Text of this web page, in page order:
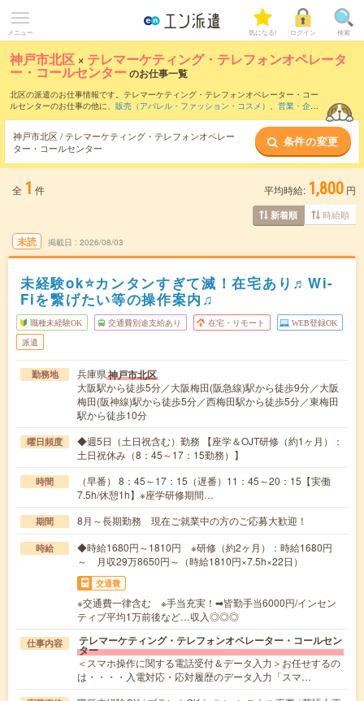
メニュー 気になる! ログイン 検索
神戸市北区 × テレマーケティング・テレフォンオペレータ
ー・コールセンターのお仕事一覧
北区の派遣のお仕事情報です。テレマーケティング・テレフォンオペレーター・コー
ルセンターのお仕事の他に、 販売（アパレル・ファッション・コスメ） 、 営業・企画
などのこだわり条件で絞り込んでい
ただけます。職種辞典：テレマーケティング・テレフォンオペレーター・コールセン
ターのお仕事とは？とは？
神戸市北区 / テレマーケティング・テレフォンオペレー
ター・コールセンター
条件の変更
全 1 件 平均時給: 1,800 円
新着順 時給順
未読 掲載日 2026/08/03
未経験ok⭐カンタンすぎて滅！在宅あり♬Wi-
Fiを繋げたい等の操作案内♫
職種未経験OK 交通費別途支給あり 在宅・リモート WEB登録OK
派遣
勤務地 兵庫県神戸市北区
大阪駅から徒歩5分／大阪梅田(阪急線)駅から徒歩9分／大阪
梅田(阪神線)駅から徒歩5分／西梅田駅から徒歩5分／東梅田
駅から徒歩10分
曜日頻度
◆週5日（土日祝含む）勤務 【座学＆OJT研修（約1ヶ月）：
土日祝休み（8：45～17：15勤務）】
時間
（早番） 8：45～17：15（遅番）11：45～20：15【実働
7.5h/休憩1h】※座学研修期間…
期間 8月～長期勤務 現在ご就業中の方のご応募大歓迎！
時給
◆時給1680円～1810円 ※研修（約2ヶ月）：時給1680円
～ 月収29万8650円～（時給1810円×7.5h×22日）
交通費
※交通費一律含む ※手当充実！➡皆勤手当6000円/インセン
ティブ平均1万前後など…収入◎◎◎
仕事内容 テレマーケティング・テレフォンオペレーター・コールセン
ター
＜スマホ操作に関する電話受付＆データ入力＞お任せするの
は・・・・入電対応・応対履歴のデータ入力「スマ…